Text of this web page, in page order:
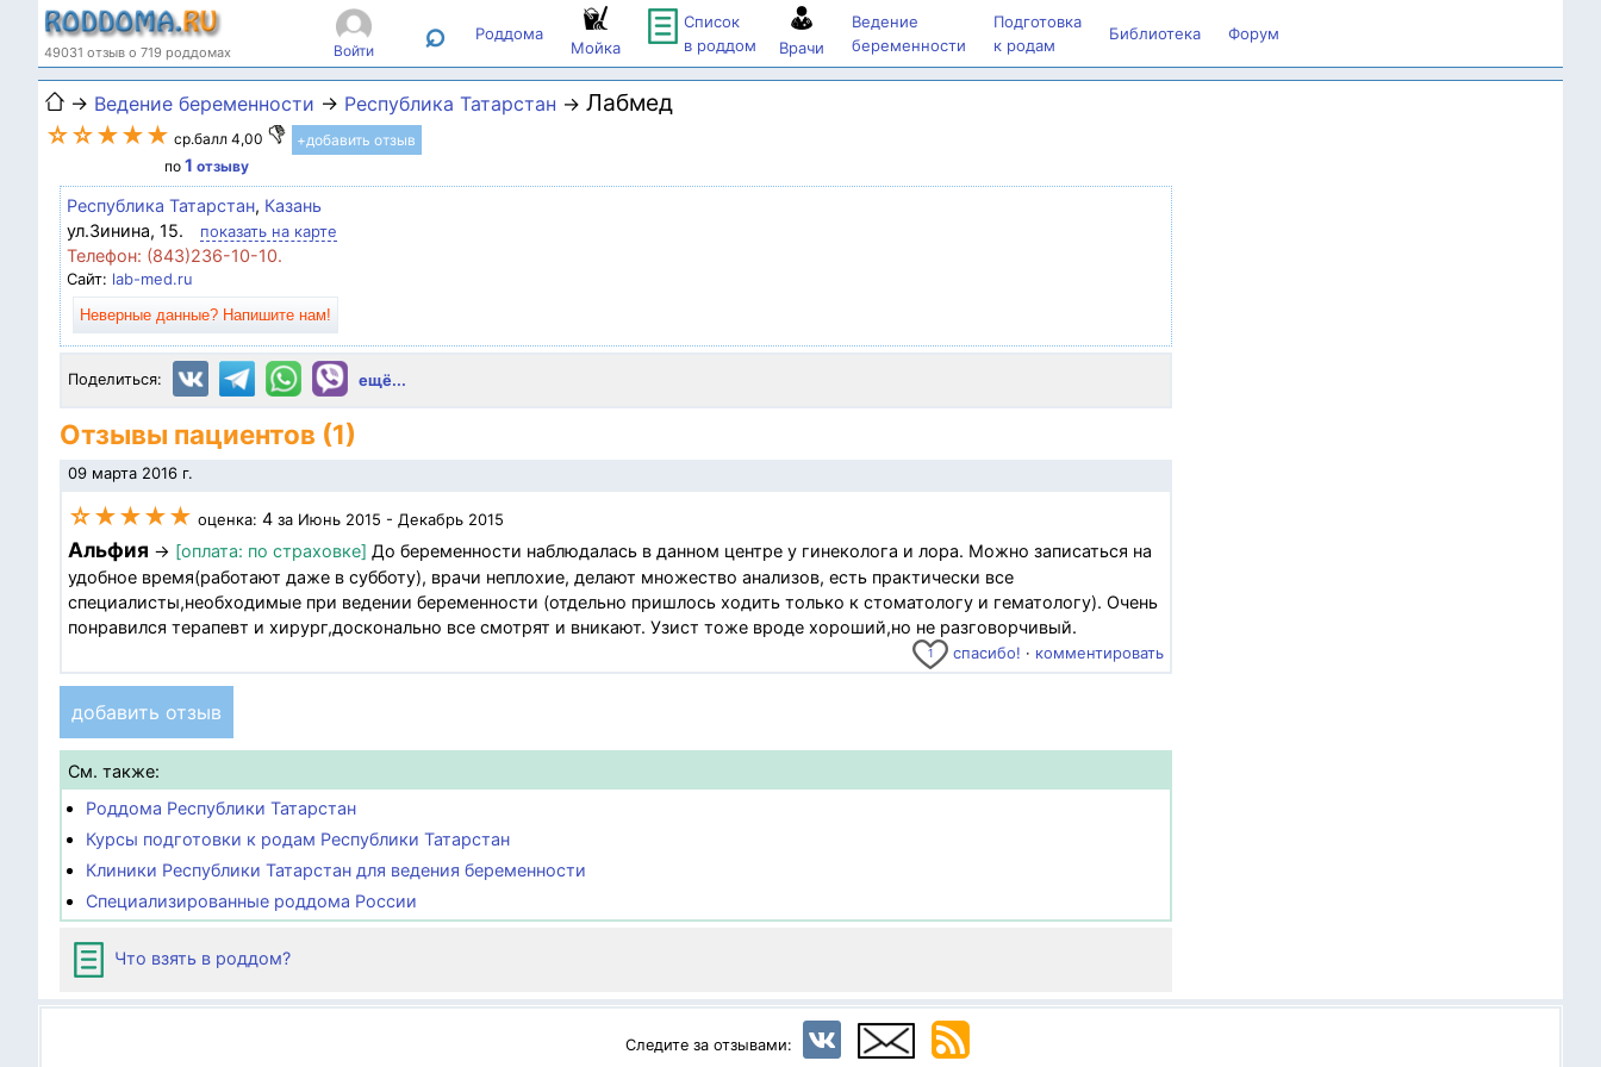
49031 отзыв о 719 роддомах Войти ⌕ Роддома
Мойка
Список
в роддом
Врачи
Ведение
беременности
Подготовка
к родам
Библиотека Форум
→ Ведение беременности → Республика Татарстан → Лабмед
☆☆★★★ ср.балл 4,00
+добавить отзыв
по 1 отзыву
Республика Татарстан, Казань
ул.Зинина, 15.
показать на карте
Телефон: (843)236-10-10.
Сайт: lab-med.ru
Неверные данные? Напишите нам!
Поделиться: ещё...
Отзывы пациентов (1)
09 марта 2016 г.
☆★★★★ оценка: 4 за Июнь 2015 - Декабрь 2015
Альфия → [оплата: по страховке] До беременности наблюдалась в данном центре у гинеколога и лора. Можно записаться на
удобное время(работают даже в субботу), врачи неплохие, делают множество анализов, есть практически все
специалисты,необходимые при ведении беременности (отдельно пришлось ходить только к стоматологу и гематологу). Очень
понравился терапевт и хирург,досконально все смотрят и вникают. Узист тоже вроде хороший,но не разговорчивый.
1 спасибо! · комментировать
добавить отзыв
См. также:
Роддома Республики Татарстан
Курсы подготовки к родам Республики Татарстан
Клиники Республики Татарстан для ведения беременности
Специализированные роддома России
Что взять в роддом?
Следите за отзывами: